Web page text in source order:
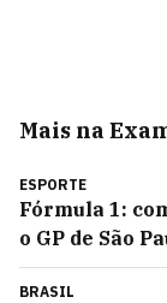
Mais na
ESPORTE
Fórmula 1:
o GP de São
BRASIL